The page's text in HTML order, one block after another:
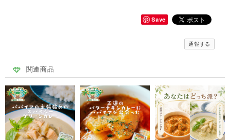
Save
通報する
関連商品